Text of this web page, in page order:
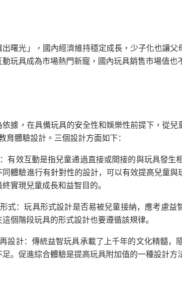
曙光」，國內經濟維持穩定成長，少子化也讓
玩具成為市場熱門新寵，國內玩具銷售市場值
依據，在具備玩具的安全性和娛樂性前提下，從
育體驗設計。 三個設計方面如下：
有效互動是指兒童通過直接或間接的與玩具發
體驗進行有針對性的設計，可以有效提高兒童
實現兒童成長和益智目的。
式：玩具形式設計是否易被兒童接納，應考慮益
個階段玩具的形式設計也要遵循該規律。
設計：傳統益智玩具承載了上千年的文化精髓
。促進綜合體驗是提高玩具附加值的一種設計方